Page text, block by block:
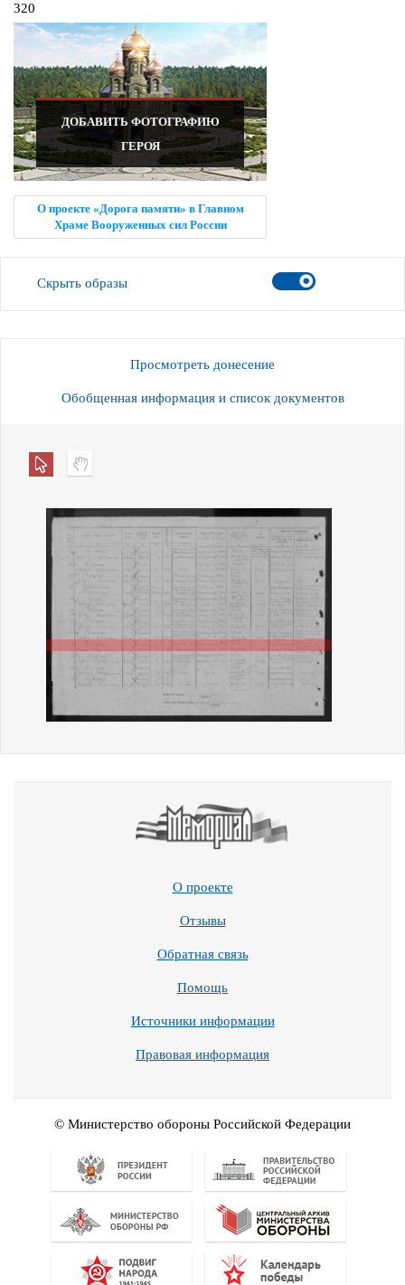
320
ДОБАВИТЬ ФОТОГРАФИЮ
ГЕРОЯ
О проекте «Дорога памяти» в Главном
Храме Вооруженных сил России
Скрыть образы
Просмотреть донесение
Обобщенная информация и список документов
О проекте
Отзывы
Обратная связь
Помощь
Источники информации
Правовая информация
© Министерство обороны Российской Федерации